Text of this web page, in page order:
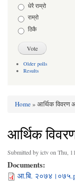
Choicesधेरै राम्रो
राम्रो
ठिकै
Older polls
Results
Home» आर्थिक
आर्थिक
Submitted byictvon Thu,
Documents:
आ.बि.